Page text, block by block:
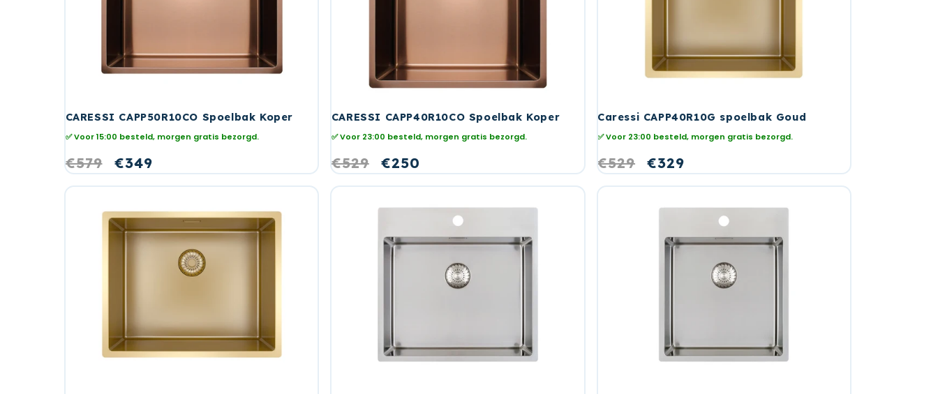
CARESSI CAPP50R10CO Spoelbak Koper
✅ Voor 15:00 besteld, morgen gratis bezorgd.
Normale
prijs
€579 Aanbiedingsprijs
€349
CARESSI CAPP40R10CO Spoelbak Koper
✅ Voor 23:00 besteld, morgen gratis bezorgd.
Normale
prijs
€529 Aanbiedingsprijs
€250
Caressi CAPP40R10G spoelbak Goud
✅ Voor 23:00 besteld, morgen gratis bezorgd.
Normale
prijs
€529 Aanbiedingsprijs
€329